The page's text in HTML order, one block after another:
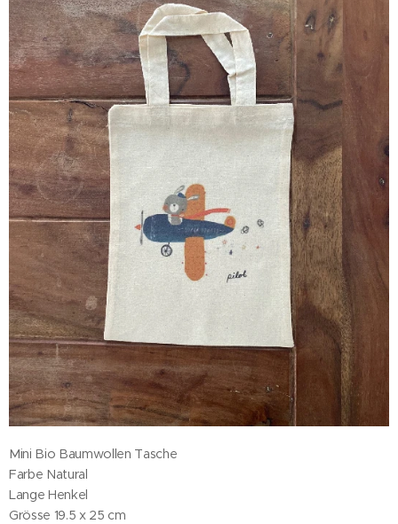
Mini Bio Baumwollen Tasche
Farbe Natural
Lange Henkel
Grösse 19.5 x 25 cm